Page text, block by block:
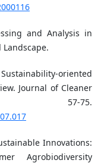
and Analysis in
Landscape.
Sustainability-oriented
Journal of Cleaner
57-75.
Innovations:
Agrobiodiversity